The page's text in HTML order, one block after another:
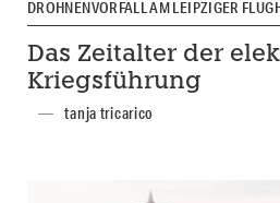
DROHNENVORFALL AM LEIPZIGER
Das Zeitalter der
Kriegsführung
tanja tricarico